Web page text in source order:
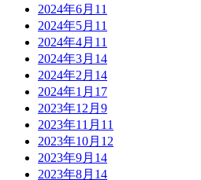
2024年6月 11
2024年5月 11
2024年4月 11
2024年3月 14
2024年2月 14
2024年1月 17
2023年12月 9
2023年11月 11
2023年10月 12
2023年9月 14
2023年8月 14